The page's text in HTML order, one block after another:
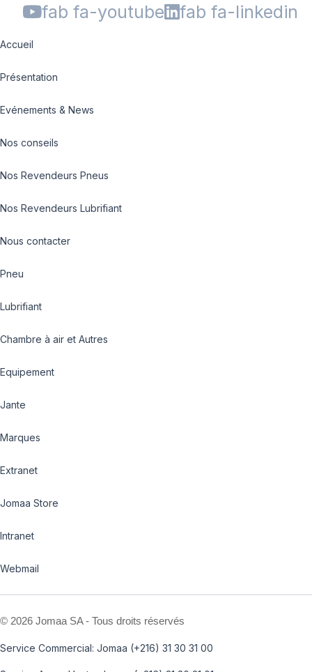
fab fa-youtube
fab fa-linkedin
Accueil
Présentation
Evénements & News
Nos conseils
Nos Revendeurs Pneus
Nos Revendeurs Lubrifiant
Nous contacter
Pneu
Lubrifiant
Chambre à air et Autres
Equipement
Jante
Marques
Extranet
Jomaa Store
Intranet
Webmail
© 2026 Jomaa SA - Tous droits réservés
Service Commercial: Jomaa (+216) 31 30 31 00